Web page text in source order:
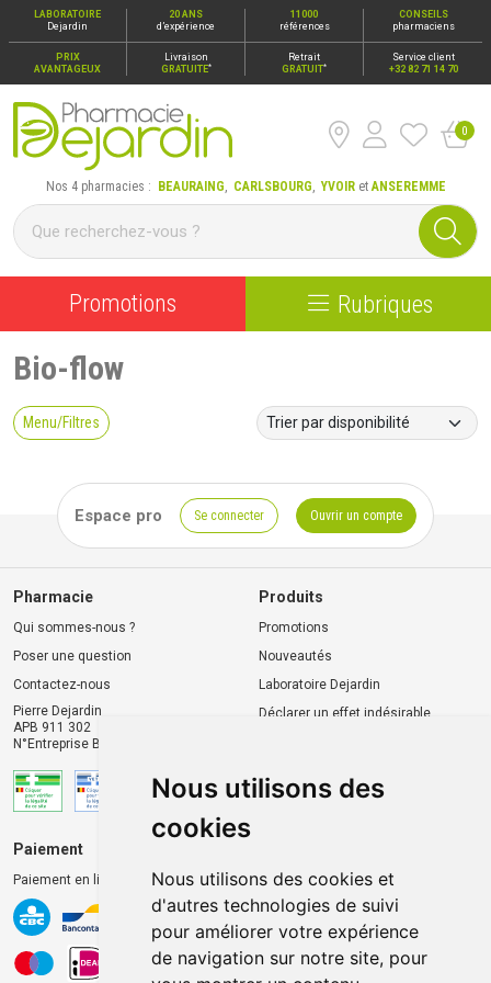
Nous utilisons des
cookies
Nous utilisons des cookies et
d'autres technologies de suivi
pour améliorer votre expérience
de navigation sur notre site, pour
LABORATOIRE
Dejardin
20 ANS
d’expérience
11000
références
CONSEILS
pharmaciens
PRIX
AVANTAGEUX
Livraison
GRATUITE*
Retrait
GRATUIT*
Service client
+32 82 71 14 70
Pharmacie Dejardin Nos 4 pharmacies : Beauraing,
0
Nos 4 pharmacies : BEAURAING, CARLSBOURG,YVOIRetANSEREMME
Promotions Rubriques
Bio-flow
Menu/Filtres
Espace pro Se connecter Ouvrir un compte
Pharmacie
Qui sommes-nous ?
Poser une question
Contactez-nous
Pierre Dejardin
APB 911 302
N°Entreprise BE0446.901.764
Produits
Promotions
Nouveautés
Laboratoire Dejardin
Déclarer un effet indésirable
Paiement
Paiement en ligne 100% sécurisé
Livraison chez vous
Livraison dans un Point
d’enlèvement
Retrait dans la pharmacie